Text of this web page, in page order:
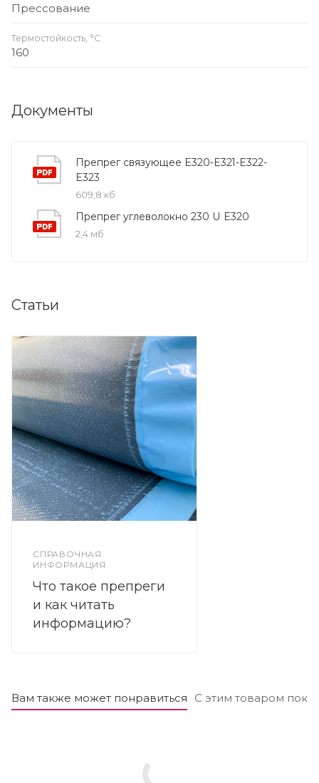
Прессование
Термостойкость, °С
160
Документы
Препрег связующее E320-Е321-Е322-
Е323
609,8 кб
Препрег углеволокно 230 U E320
2,4 мб
Статьи
СПРАВОЧНАЯ
ИНФОРМАЦИЯ
Что такое препреги
и как читать
информацию?
Вам также может понравиться С этим товаром